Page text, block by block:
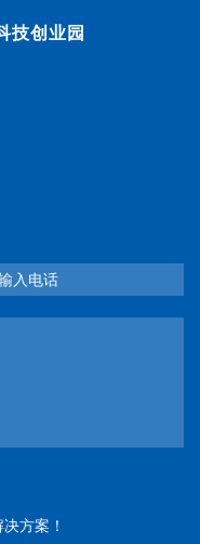
技创业园
方案！